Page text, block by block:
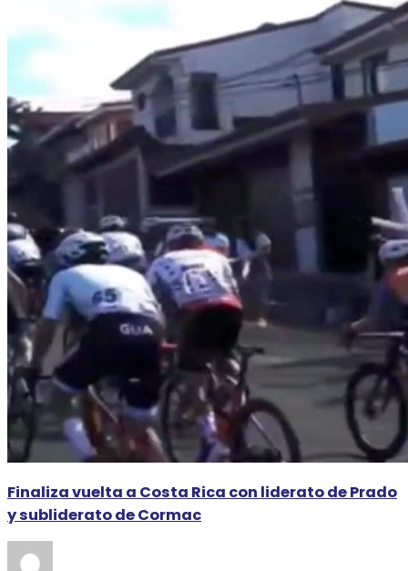
Finaliza vuelta a Costa Rica con liderato de Prado
y subliderato de Cormac